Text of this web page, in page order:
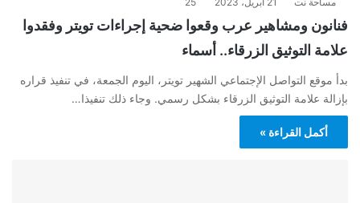
فنانون ومشاهير عرب وقعوا ضحية إجراءات تويتر وفقدوا
علامة التوثيق الزرقاء.. أسماء
بدأ موقع التواصل الإجتماعي الشهير تويتر، اليوم الجمعة، في تنفيذ قراره
بإزالة علامة التوثيق الزرقاء بشكل رسمي. وجاء ذلك تنفيذا…
أكمل القراءة »